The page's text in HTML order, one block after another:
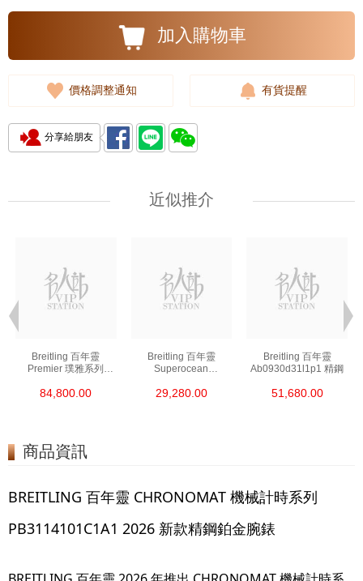
加入購物車
價格調整通知 有貨提醒
分享給朋友
近似推介
Breitling 百年靈
Premier 璞雅系列
84,800.00
Breitling 百年靈
Superocean
A17376a31l1s1 精鋼
29,280.00
Breitling 百年靈
Ab0930d31l1p1 精鋼
51,680.00
商品資訊
BREITLING 百年靈 CHRONOMAT 機械計時系列
PB3114101C1A1 2026 新款精鋼鉑金腕錶